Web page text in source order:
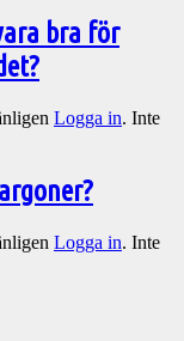
bra för
Logga in. Inte
Logga in. Inte